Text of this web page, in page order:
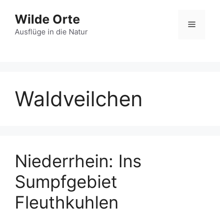
Inhalt
springen
Wilde Orte
Ausflüge in die Natur
Menü
Waldveilchen
Niederrhein: Ins
Sumpfgebiet
Fleuthkuhlen